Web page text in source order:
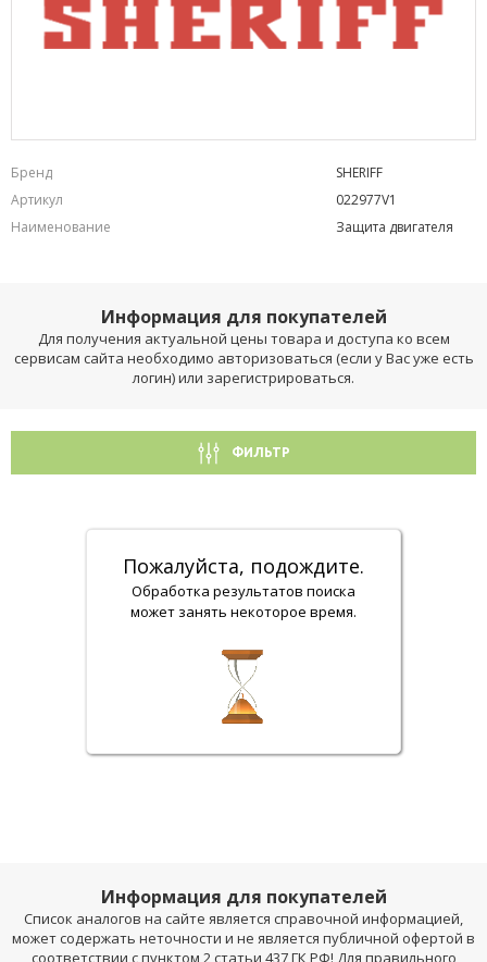
Бренд
SHERIFF
Артикул
022977V1
Наименование
Защита двигателя
Информация для покупателей
Для получения актуальной цены товара и доступа ко всем
сервисам сайта необходимо авторизоваться (если у Вас уже есть
логин) или зарегистрироваться.
ФИЛЬТР
Пожалуйста, подождите.
Обработка результатов поиска
может занять некоторое время.
Информация для покупателей
Список аналогов на сайте является справочной информацией,
может содержать неточности и не является публичной офертой в
соответствии с пунктом 2 статьи 437 ГК РФ! Для правильного